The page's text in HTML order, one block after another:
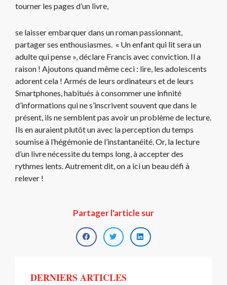
tourner les pages d’un livre,
se laisser embarquer dans un roman passionnant,
partager ses enthousiasmes. « Un enfant qui lit sera un
adulte qui pense », déclare Francis avec conviction. Il a
raison ! Ajoutons quand même ceci : lire, les adolescents
adorent cela ! Armés de leurs ordinateurs et de leurs
Smartphones, habitués à consommer une infinité
d’informations qui ne s’inscrivent souvent que dans le
présent, ils ne semblent pas avoir un problème de lecture.
Ils en auraient plutôt un avec la perception du temps
soumise à l’hégémonie de l’instantanéité. Or, la lecture
d’un livre nécessite du temps long, à accepter des
rythmes lents. Autrement dit, on a ici un beau défi à
relever !
Partager l'article sur
DERNIERS ARTICLES